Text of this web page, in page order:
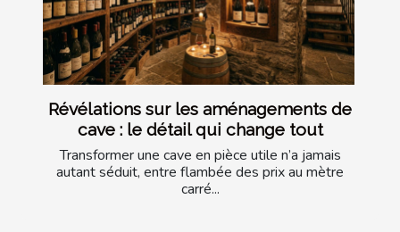
Révélations sur les aménagements de
cave : le détail qui change tout
Transformer une cave en pièce utile n’a jamais
autant séduit, entre flambée des prix au mètre
carré...